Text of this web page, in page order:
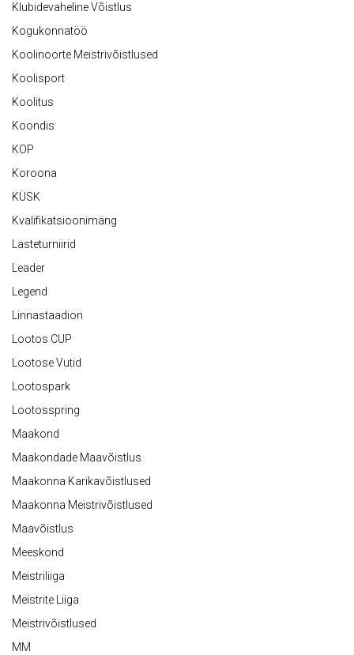
Klubidevaheline Võistlus
Kogukonnatöö
Koolinoorte Meistrivõistlused
Koolisport
Koolitus
Koondis
KOP
Koroona
KÜSK
Kvalifikatsioonimäng
Lasteturniirid
Leader
Legend
Linnastaadion
Lootos CUP
Lootose Vutid
Lootospark
Lootosspring
Maakond
Maakondade Maavõistlus
Maakonna Karikavõistlused
Maakonna Meistrivõistlused
Maavõistlus
Meeskond
Meistriliiga
Meistrite Liiga
Meistrivõistlused
MM